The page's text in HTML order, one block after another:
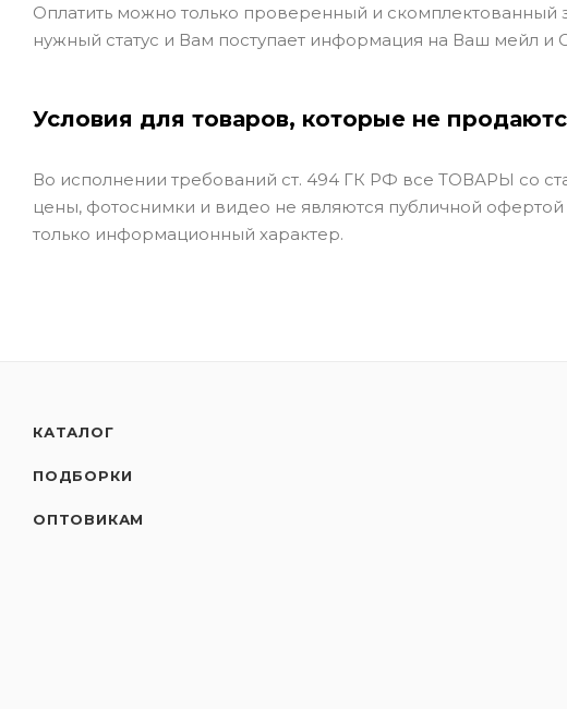
Оплатить можно только проверенный и скомплектованный
нужный статус и Вам поступает информация на Ваш мейл и
Условия для товаров, которые не
Во исполнении требований ст. 494 ГК РФ все ТОВАРЫ со
цены, фотоснимки и видео не являются публичной
только информационный характер.
КАТАЛОГ
ПОДБОРКИ
ОПТОВИКАМ